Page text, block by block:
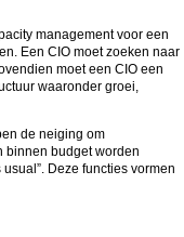
management voor een
Een CIO moet zoeken naar
moet een CIO een
waaronder groei,
de neiging om
binnen budget worden
Deze functies vormen